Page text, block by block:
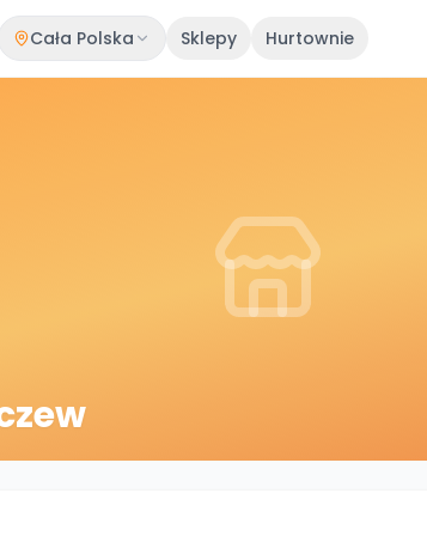
Cała Polska Sklepy Hurtownie